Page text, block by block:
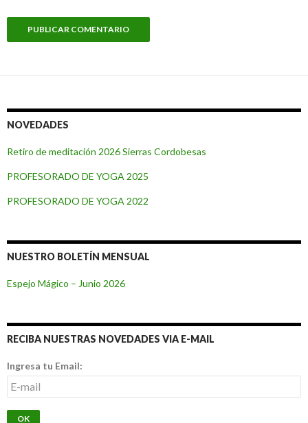
NOVEDADES
Retiro de meditación 2026 Sierras Cordobesas
PROFESORADO DE YOGA 2025
PROFESORADO DE YOGA 2022
NUESTRO BOLETÍN MENSUAL
Espejo Mágico – Junio 2026
RECIBA NUESTRAS NOVEDADES VIA E-MAIL
Ingresa tu Email: